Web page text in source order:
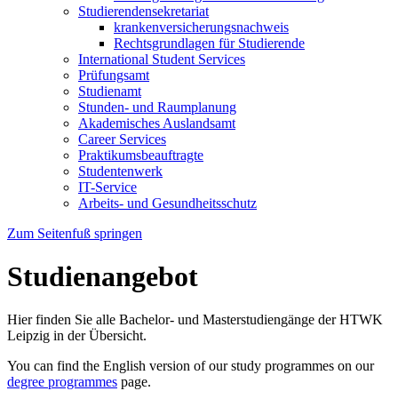
Studierendensekretariat
krankenversicherungsnachweis
Rechtsgrundlagen für Studierende
International Student Services
Prüfungsamt
Studienamt
Stunden- und Raumplanung
Akademisches Auslandsamt
Career Services
Praktikumsbeauftragte
Studentenwerk
IT-Service
Arbeits- und Gesundheitsschutz
Zum Seitenfuß springen
Studienangebot
Hier finden Sie alle Bachelor- und Masterstudiengänge der HTWK
Leipzig in der Übersicht.
You can find the English version of our study programmes on our
degree programmes page.